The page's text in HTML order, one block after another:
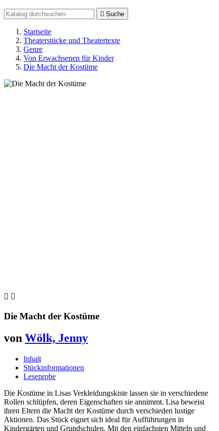
 Suche
Startseite
Theaterstücke und Theatertexte
Genre
Von Erwachsenen für Kinder
Die Macht der Kostüme
 
Die Macht der Kostüme
von Wölk, Jenny
Inhalt
Stückinformationen
Leseprobe
Die Kostüme in Lisas Verkleidungskiste lassen sie in verschiedene
Rollen schlüpfen, deren Eigenschaften sie annimmt. Lisa beweist
ihren Eltern die Macht der Kostüme durch verschieden lustige
Aktionen. Das Stück eignet sich ideal für Aufführungen in
Kindergärten und Grundschulen. Mit den einfachsten Mitteln und